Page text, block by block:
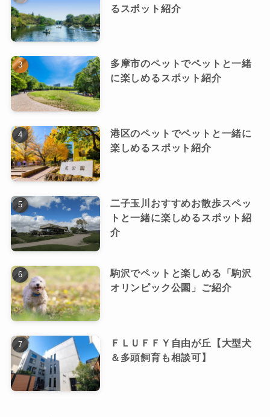
るスポット紹介
多摩市のペットでペットと一緒
に楽しめるスポット紹介
港区のペットでペットと一緒に
楽しめるスポット紹介
二子玉川おすすめお散歩スペッ
トと一緒に楽しめるスポット紹
介
駒沢でペットと楽しめる「駒沢
オリンピック公園」ご紹介
ＦＬＵＦＦＹ自由が丘【大型犬
＆多頭飼育も相談可】